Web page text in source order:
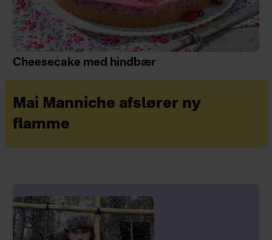
Cheesecake med hindbær
Mai Manniche afslører ny
flamme